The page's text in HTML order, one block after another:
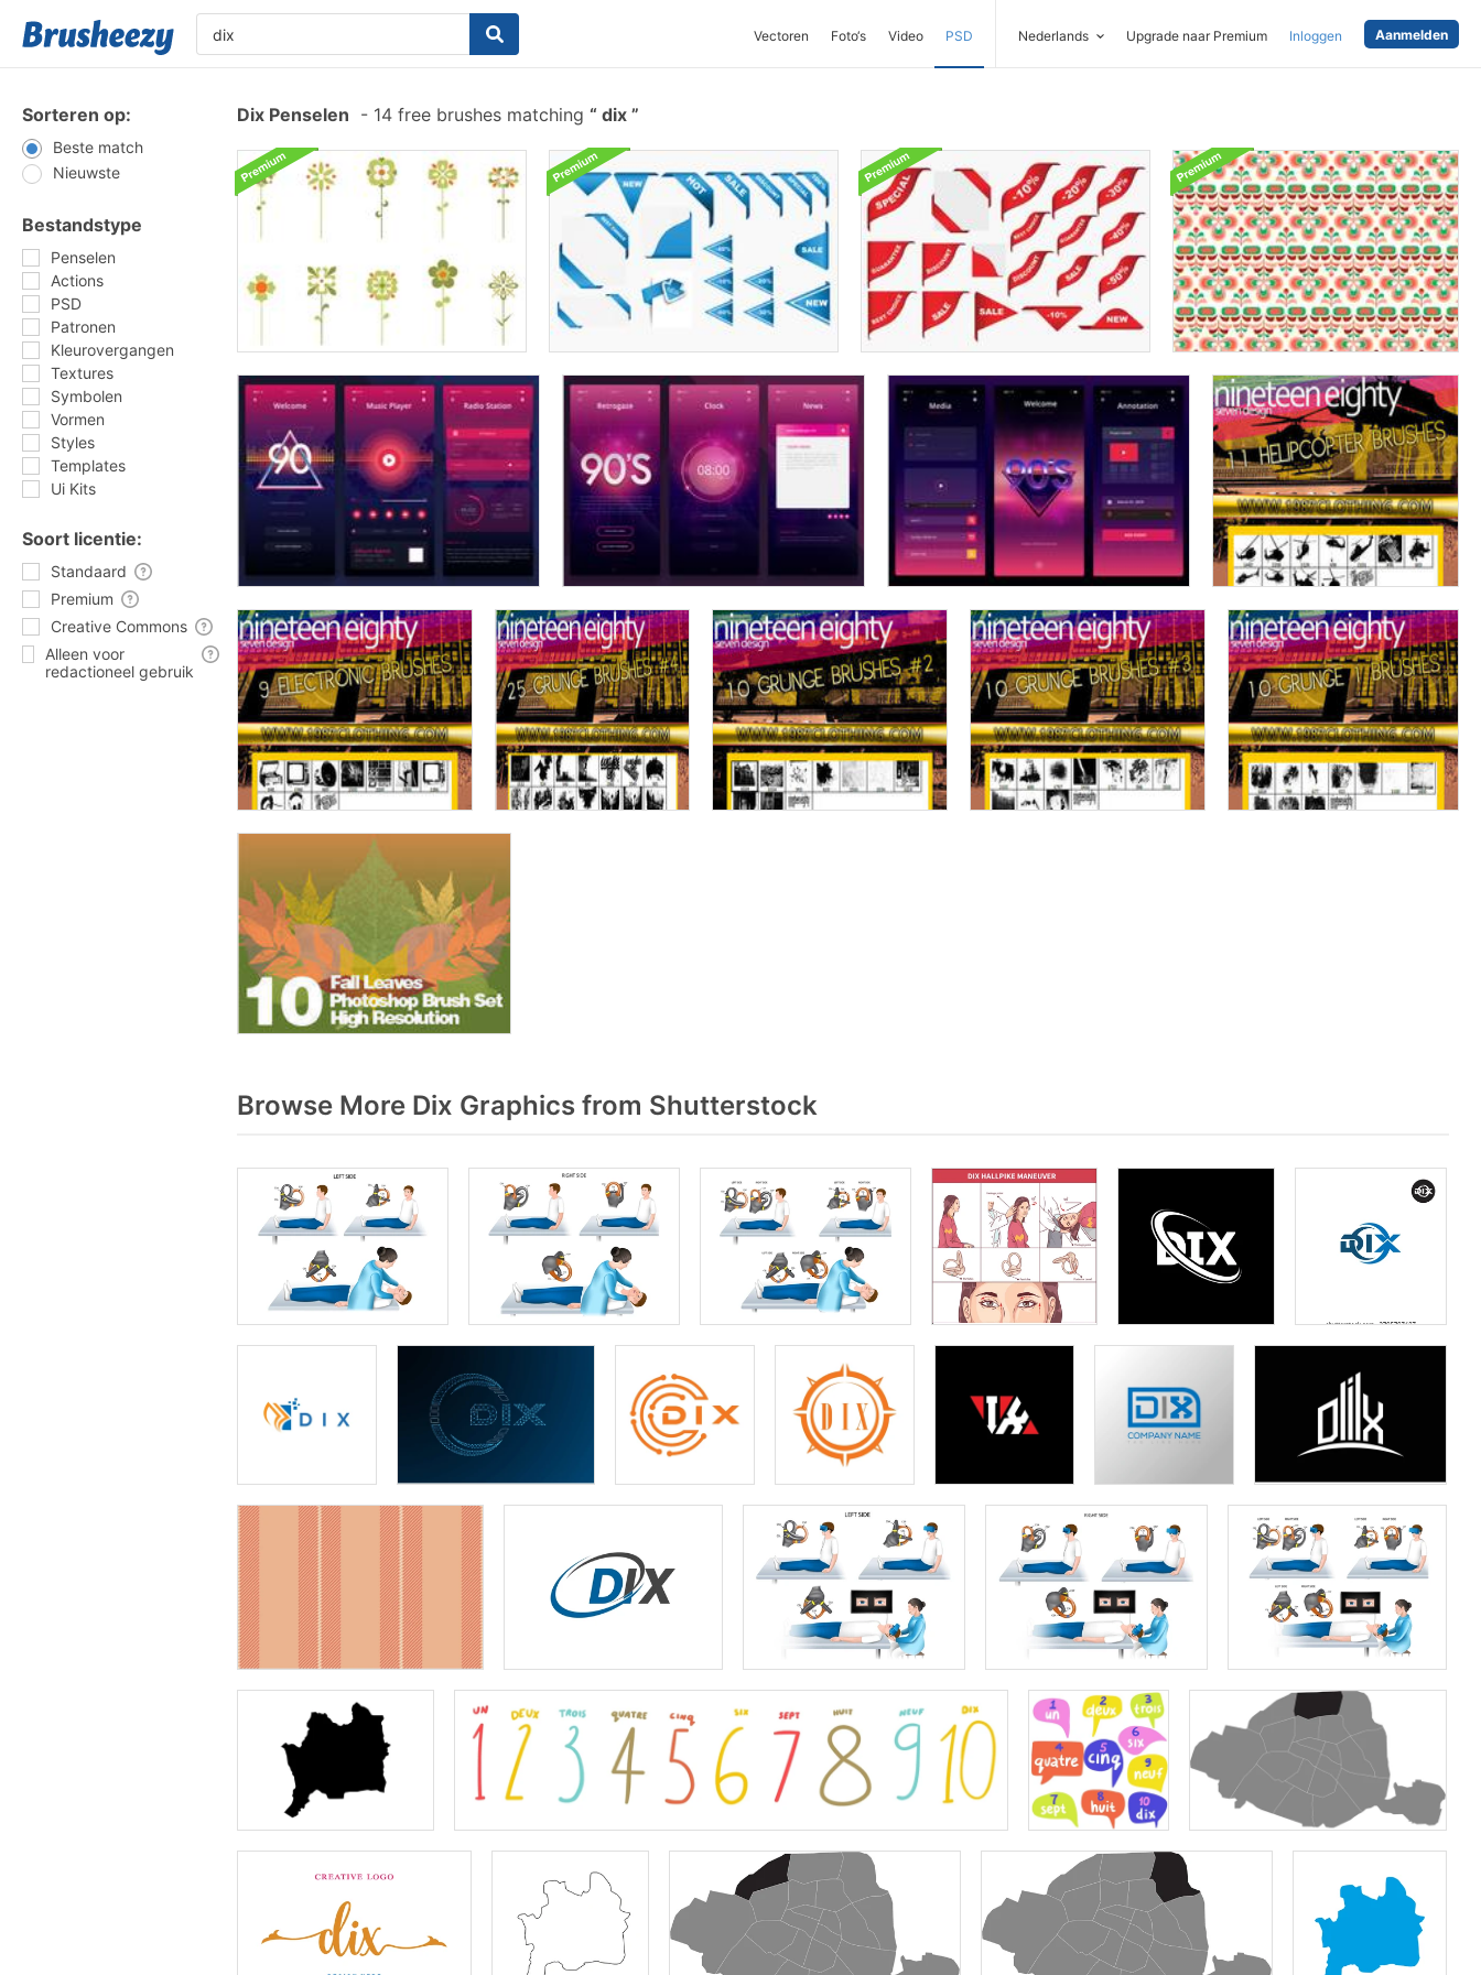
Vectoren Foto‘s Video PSD Nederlands Upgrade naar Premium Inloggen Aanmelden
Sorteren op:
Beste match
Nieuwste
Bestandstype
Penselen
Actions
PSD
Patronen
Kleurovergangen
Textures
Symbolen
Vormen
Styles
Templates
Ui Kits
Soort licentie:
Standaard
Premium
Creative Commons
Alleen voor
redactioneel gebruik
Dix Penselen - 14 free brushes matching dix
Browse More Dix Graphics from Shutterstock